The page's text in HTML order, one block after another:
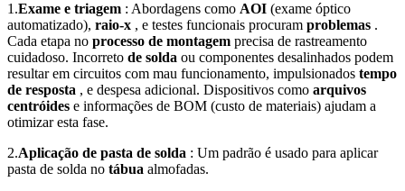
1.Exame e triagem : Abordagens como AOI (exame óptico
automatizado), raio-x , e testes funcionais procuram problemas .
Cada etapa no processo de montagem precisa de rastreamento
cuidadoso. Incorreto de solda ou componentes desalinhados podem
resultar em circuitos com mau funcionamento, impulsionados tempo
de resposta , e despesa adicional. Dispositivos como arquivos
centróides e informações de BOM (custo de materiais) ajudam a
otimizar esta fase.
2.Aplicação de pasta de solda : Um padrão é usado para aplicar
pasta de solda no tábua almofadas.